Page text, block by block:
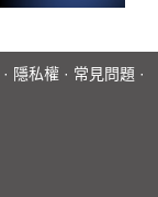
· 隱私權 · 常見問題 ·